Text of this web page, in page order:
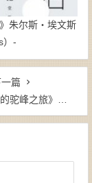
朱尔斯・埃文斯
）-
篇
多利亚・特威德-epub+mobi